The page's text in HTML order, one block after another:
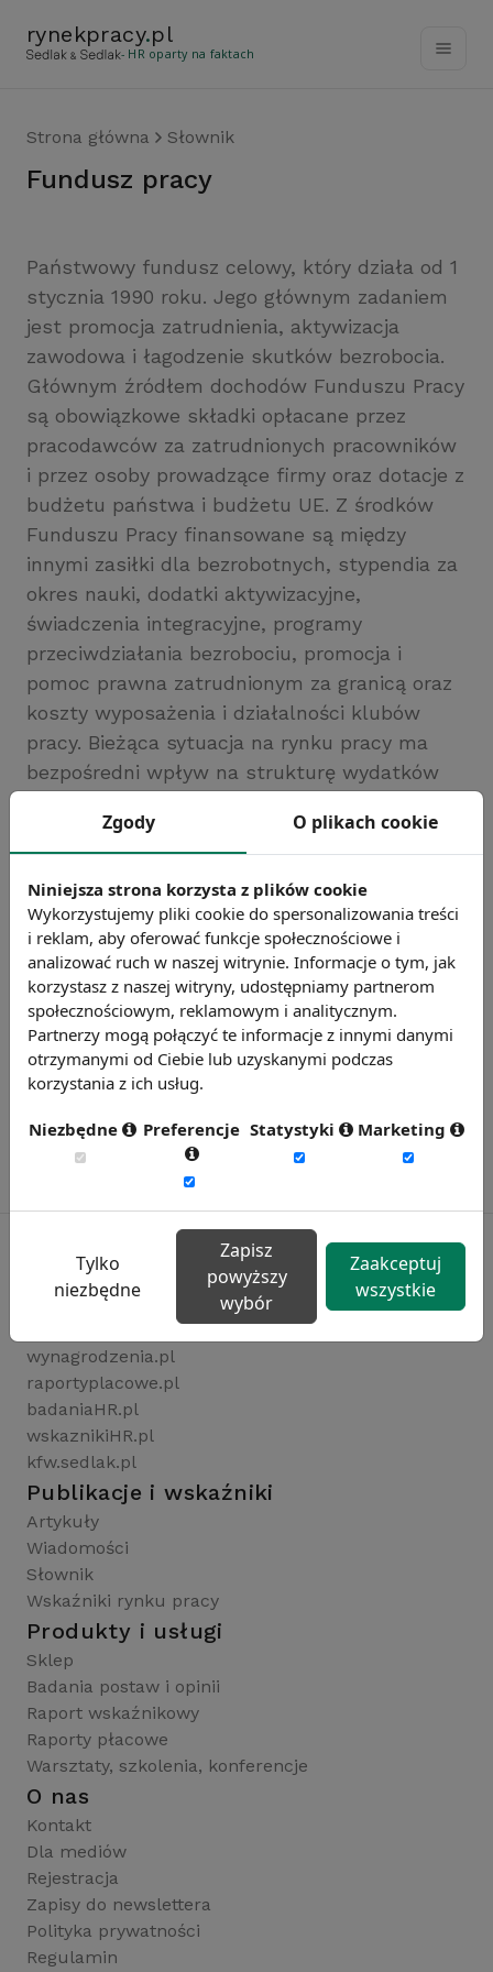
rynekpracy.pl
- HR oparty na faktach
Strona główna Słownik
Fundusz pracy
Państwowy fundusz celowy, który działa od 1
stycznia 1990 roku. Jego głównym zadaniem
jest promocja zatrudnienia, aktywizacja
zawodowa i łagodzenie skutków bezrobocia.
Głównym źródłem dochodów Funduszu Pracy
są obowiązkowe składki opłacane przez
pracodawców za zatrudnionych pracowników
i przez osoby prowadzące firmy oraz dotacje z
budżetu państwa i budżetu UE. Z środków
Funduszu Pracy finansowane są między
innymi zasiłki dla bezrobotnych, stypendia za
okres nauki, dodatki aktywizacyjne,
świadczenia integracyjne, programy
przeciwdziałania bezrobociu, promocja i
pomoc prawna zatrudnionym za granicą oraz
koszty wyposażenia i działalności klubów
pracy. Bieżąca sytuacja na rynku pracy ma
bezpośredni wpływ na strukturę wydatków
Rynekpracy.pl
wynagrodzenia.pl
raportyplacowe.pl
badaniaHR.pl
wskaznikiHR.pl
kfw.sedlak.pl
Publikacje i wskaźniki
Artykuły
Wiadomości
Słownik
Wskaźniki rynku pracy
Produkty i usługi
Sklep
Badania postaw i opinii
Raport wskaźnikowy
Raporty płacowe
Warsztaty, szkolenia, konferencje
O nas
Kontakt
Dla mediów
Rejestracja
Zapisy do newslettera
Polityka prywatności
Regulamin
Zgody O plikach cookie
Niniejsza strona korzysta z plików cookie
Wykorzystujemy pliki cookie do spersonalizowania treści
i reklam, aby oferować funkcje społecznościowe i
analizować ruch w naszej witrynie. Informacje o tym, jak
korzystasz z naszej witryny, udostępniamy partnerom
społecznościowym, reklamowym i analitycznym.
Partnerzy mogą połączyć te informacje z innymi danymi
otrzymanymi od Ciebie lub uzyskanymi podczas
korzystania z ich usług.
Niezbędne Preferencje Statystyki Marketing
Tylko
niezbędne
Zapisz
powyższy
wybór
Zaakceptuj
wszystkie